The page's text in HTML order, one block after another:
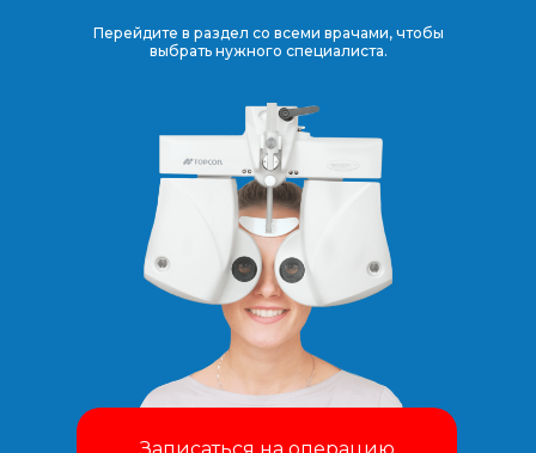
Перейдите в раздел со всеми врачами, чтобы
выбрать нужного специалиста.